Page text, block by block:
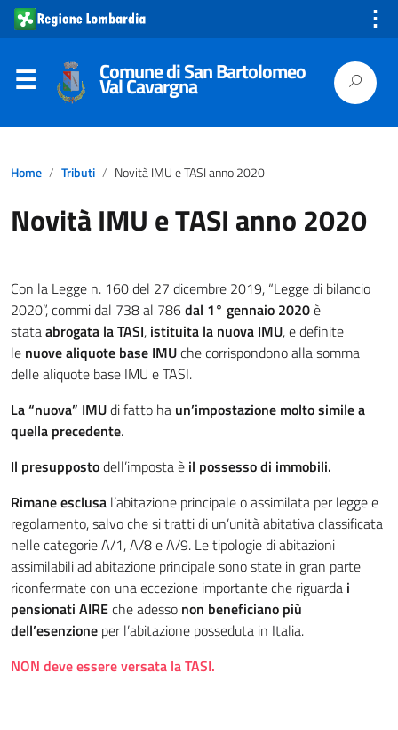
⋮
Comune di San Bartolomeo
Val Cavargna
Home Tributi Novità IMU e TASI anno 2020
Novità IMU e TASI anno 2020
Con la Legge n. 160 del 27 dicembre 2019, “Legge di bilancio
2020”, commi dal 738 al 786dal 1° gennaio 2020è
stataabrogata la TASI, istituita la nuova IMU, e definite
le nuove aliquote base IMUche corrispondono alla somma
delle aliquote base IMU e TASI.
La “nuova” IMUdi fatto ha un’impostazione molto simile a
quella precedente.
Il presuppostodell’imposta è il possesso di immobili.
Rimane esclusa l’abitazione principale o assimilata per legge e
regolamento, salvo che si tratti di un’unità abitativa classificata
nelle categorie A/1, A/8 e A/9. Le tipologie di abitazioni
assimilabili ad abitazione principale sono state in gran parte
riconfermate con una eccezione importante che riguarda i
pensionati AIREche adesso non beneficiano più
dell’esenzione per l’abitazione posseduta in Italia.
NON deve essere versata la TASI.